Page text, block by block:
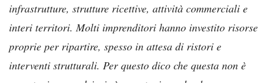
infrastrutture, strutture ricettive, attività commerciali e
interi territori. Molti imprenditori hanno investito risorse
proprie per ripartire, spesso in attesa di ristori e
interventi strutturali. Per questo dico che questa non è